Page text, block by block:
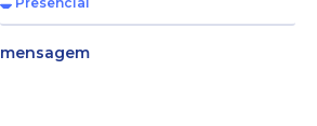
mensagem